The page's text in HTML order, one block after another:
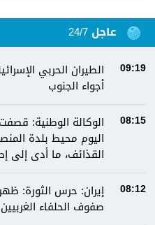
عاجل 24/7
09:19
الطيران الحربي
أجواء الجنوب
08:15
الوكالة الوطنية:
اليوم محيط بلدة
القذائف، ما أدى إلى
08:12
إيران: حرس الثورة:
صفوف الحلفاء